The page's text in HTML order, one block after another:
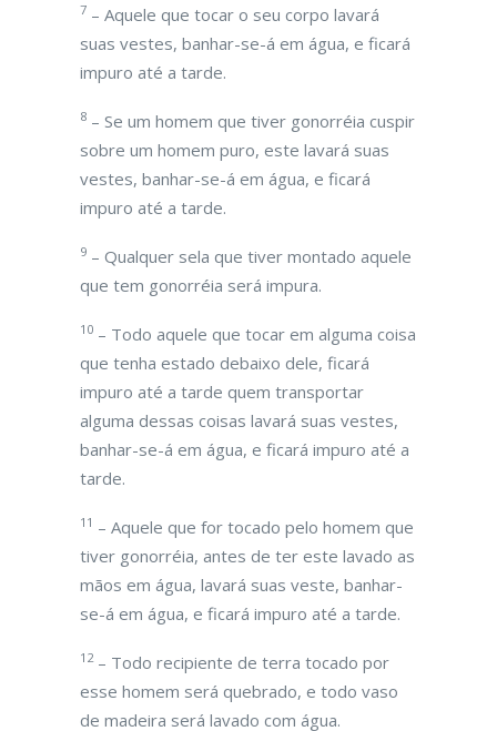
7 – Aquele que tocar o seu corpo lavará
suas vestes, banhar-se-á em água, e ficará
impuro até a tarde.
8 – Se um homem que tiver gonorréia cuspir
sobre um homem puro, este lavará suas
vestes, banhar-se-á em água, e ficará
impuro até a tarde.
9 – Qualquer sela que tiver montado aquele
que tem gonorréia será impura.
10 – Todo aquele que tocar em alguma coisa
que tenha estado debaixo dele, ficará
impuro até a tarde quem transportar
alguma dessas coisas lavará suas vestes,
banhar-se-á em água, e ficará impuro até a
tarde.
11 – Aquele que for tocado pelo homem que
tiver gonorréia, antes de ter este lavado as
mãos em água, lavará suas veste, banhar-
se-á em água, e ficará impuro até a tarde.
12– Todo recipiente de terra tocado por
esse homem será quebrado, e todo vaso
de madeira será lavado com água.